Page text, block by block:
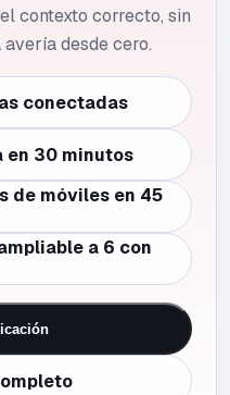
contexto correcto, sin
desde cero.
conectadas
en 30 minutos
de móviles en 45
a 6 con